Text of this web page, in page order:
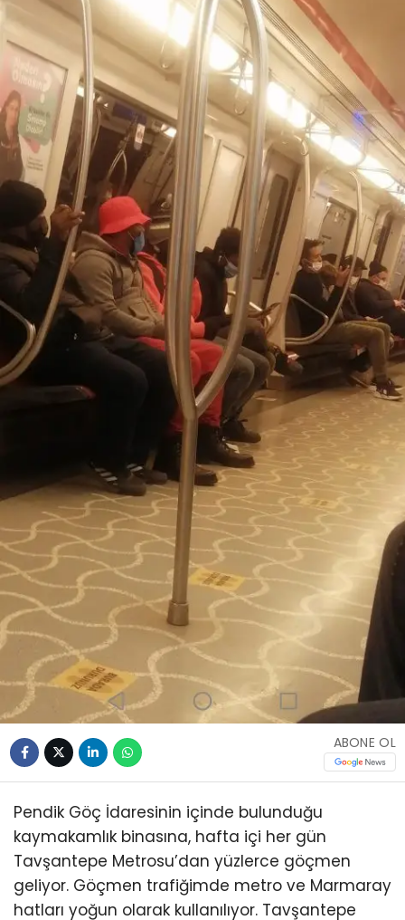
ABONE OL
Pendik Göç İdaresinin içinde bulunduğu
kaymakamlık binasına, hafta içi her gün
Tavşantepe Metrosu’dan yüzlerce göçmen
geliyor. Göçmen trafiğimde metro ve Marmaray
hatları yoğun olarak kullanılıyor. Tavşantepe